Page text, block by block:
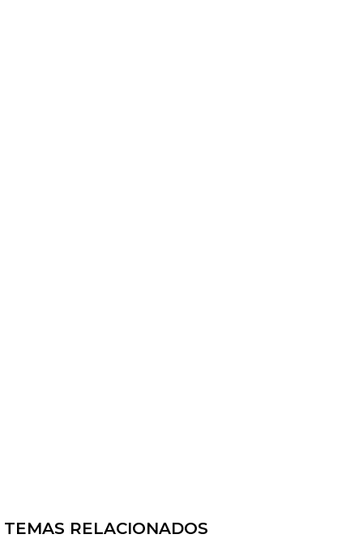
TEMAS RELACIONADOS